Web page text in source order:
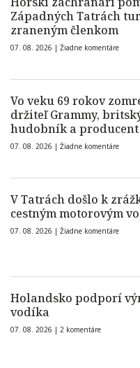
Západných Tatrách
zraneným členkom
07. 08. 2026 | Žiadne komentáre
Vo veku 69 rokov
držiteľ Grammy,
hudobník a
07. 08. 2026 | Žiadne komentáre
V Tatrách došlo k
cestným motorovým
07. 08. 2026 | Žiadne komentáre
Holandsko podporí
vodíka
07. 08. 2026 | 2 komentáre